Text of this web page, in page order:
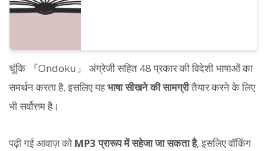
चूंकि 『Ondoku』 अंग्रेजी सहित 48 प्रकार की विदेशी भाषाओं का
समर्थन करता है, इसलिए यहभाषा सीखने की सामग्रीतैयार करने के लिए
भी सर्वोत्तम है।
पढ़ी गई आवाज़ को MP3 प्रारूप में सहेजा जा सकता है, इसलिए वॉकिंग